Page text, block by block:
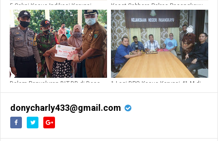
5 Saksi Kasus Indikasi Korupsi
Sewa Eskavator Kembalikan
Kerugian Negara, Kejari
Pasangkayu : Kami Akan Terus
Mendalami Kasus Ini
Kasat Sabhara Polres Pasangkayu
Latih Dalmas Personil Jajaran
Polsek Sarudu
Dalam Penyaluran BLT-DD di Desa
1 Lagi DPO Kasus Korupsi 41 M di
ke Kejari Mamuju
donycharly433@gmail.com